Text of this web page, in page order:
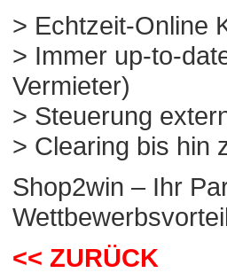
> Echtzeit-Online
> Immer up-to-
Vermieter)
> Steuerung
> Clearing bis hin
Shop2win – Ihr
<< ZURÜCK